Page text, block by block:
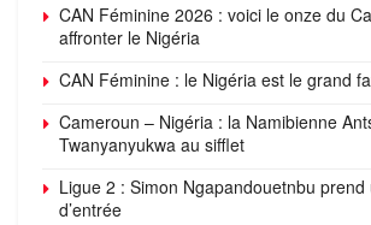
CAN Féminine 2026 : voici le onze du
affronter le Nigéria
CAN Féminine : le Nigéria est le grand
Cameroun – Nigéria : la Namibienne
Twanyanyukwa au sifflet
Ligue 2 : Simon Ngapandouetnbu prend
d’entrée